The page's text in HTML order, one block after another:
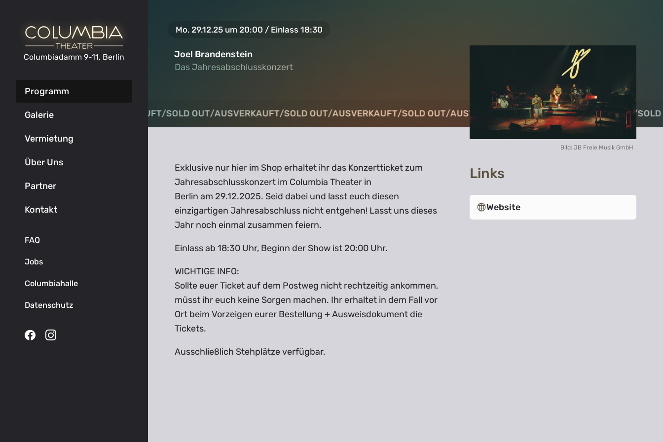
Columbiadamm 9-11, Berlin
Programm
Galerie
Vermietung
Über Uns
Partner
Kontakt
FAQ
Jobs
Columbiahalle
Datenschutz
Mo. 29.12.25 um 20:00 / Einlass 18:30
Joel Brandenstein
Das Jahresabschlusskonzert
Das Jahresabschlusskonzert
AUSVERKAUFT/SOLD OUT/AUSVERKAUFT/SOLD OUT/AUSVERKAUFT/SOLD OUT/AUSVERKAUFT SOLD OUT/AUSVERKAUFT/SOLD
AUSVERKAUFT/SOLD OUT/AUSVERKAUFT/SOLD OUT/AUSVERKAUFT/SOLD OUT/AUSVERKAUFT SOLD OUT/AUSVERKAUFT/SOLD
Bild: JB Freie Musik GmbH
Links
Website
Exklusive nur hier im Shop erhaltet ihr das Konzertticket zum
Jahresabschlusskonzert im Columbia Theater in
Berlin am 29.12.2025. Seid dabei und lasst euch diesen
einzigartigen Jahresabschluss nicht entgehen! Lasst uns dieses
Jahr noch einmal zusammen feiern.
Einlass ab 18:30 Uhr, Beginn der Show ist 20:00 Uhr.
WICHTIGE INFO:
Sollte euer Ticket auf dem Postweg nicht rechtzeitig ankommen,
müsst ihr euch keine Sorgen machen. Ihr erhaltet in dem Fall vor
Ort beim Vorzeigen eurer Bestellung + Ausweisdokument die
Tickets.
Ausschließlich Stehplätze verfügbar.